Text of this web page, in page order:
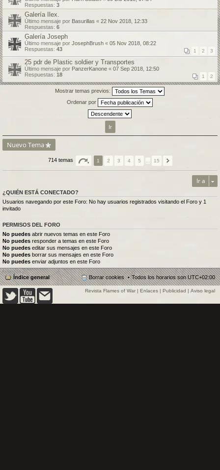
Respuestas: 3
Galería Ilex.
Último mensaje por Basurillas « 22 Nov 2018, 12:33
Respuestas: 6
Galería Joseph
Último mensaje por JosephBrush « 05 Nov 2018, 08:22
Respuestas: 43 1 2 3
25 pdr de Plastic soldier y Transportes
Último mensaje por PanzerKanone « 07 Sep 2018, 12:50
Respuestas: 18 1 2
Mostrar temas previos:
Ordenar por
Nuevo Tema
714 temas 1 2 3 4 5 15
Ir a
¿QUIÉN ESTÁ CONECTADO?
Usuarios navegando por este Foro: No hay usuarios registrados visitando el Foro y 1
invitado
PERMISOS DEL FORO
No puedes abrir nuevos temas en este Foro
No puedes responder a temas en este Foro
No puedes editar sus mensajes en este Foro
No puedes borrar sus mensajes en este Foro
No puedes enviar adjuntos en este Foro
Índice general Todos los horarios sonUTC+02:00
Borrar cookies
Revista Flames of War | Enlaces | Publicidad | Aviso legal